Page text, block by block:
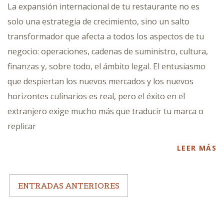
La expansión internacional de tu restaurante no es
solo una estrategia de crecimiento, sino un salto
transformador que afecta a todos los aspectos de tu
negocio: operaciones, cadenas de suministro, cultura,
finanzas y, sobre todo, el ámbito legal. El entusiasmo
que despiertan los nuevos mercados y los nuevos
horizontes culinarios es real, pero el éxito en el
extranjero exige mucho más que traducir tu marca o
replicar
LEER MÁS
ENTRADAS ANTERIORES